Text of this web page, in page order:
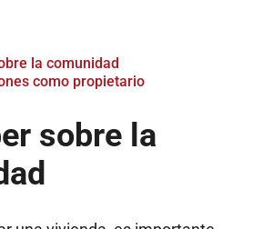
la comunidad
como propietario
sobre la